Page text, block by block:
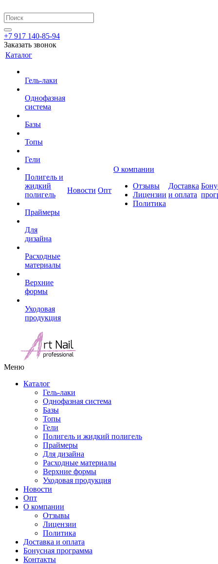
+7 917 140-85-94
Заказать звонок
Каталог
Гель-лаки
Однофазная
система
Базы
Топы
Гели
Полигель и
жидкий
полигель
Праймеры
Для
дизайна
Расходные
материалы
Верхние
формы
Уходовая
продукция
Новости Опт
О компании
Отзывы
Лицензии
Политика
Доставка
и оплата
Меню
Каталог
Гель-лаки
Однофазная система
Базы
Топы
Гели
Полигель и жидкий полигель
Праймеры
Для дизайна
Расходные материалы
Верхние формы
Уходовая продукция
Новости
Опт
О компании
Отзывы
Лицензии
Политика
Доставка и оплата
Бонусная программа
Контакты